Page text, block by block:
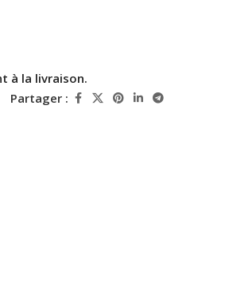
à la livraison.
Partager :